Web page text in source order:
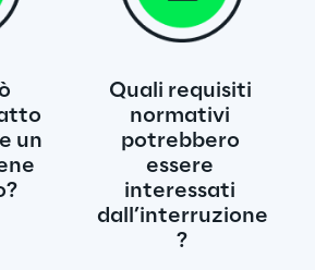
un
Quali requisiti
normativi
potrebbero
essere
interessati
dall’interruzione
?